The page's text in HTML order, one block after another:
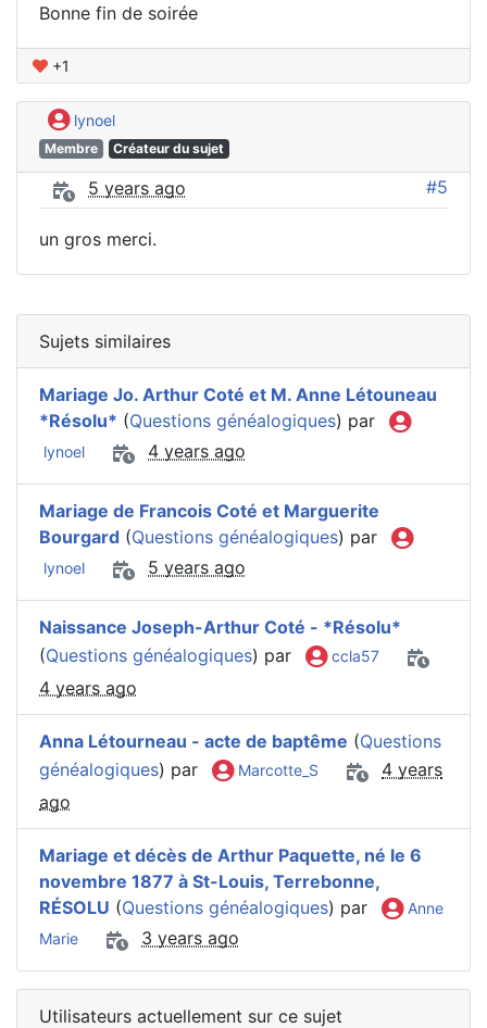
Bonne fin de soirée
+1
lynoel
Membre Créateur du sujet
5 years ago #5
un gros merci.
Sujets similaires
Mariage Jo. Arthur Coté et M. Anne Létouneau
*Résolu* (Questions généalogiques) par
lynoel 4 years ago
Mariage de Francois Coté et Marguerite
Bourgard (Questions généalogiques) par
lynoel 5 years ago
Naissance Joseph-Arthur Coté - *Résolu*
(Questions généalogiques) par ccla57
4 years ago
Anna Létourneau - acte de baptême (Questions
généalogiques) par Marcotte_S
4 years
ago
Mariage et décès de Arthur Paquette, né le 6
novembre 1877 à St-Louis, Terrebonne,
RÉSOLU (Questions généalogiques) par
Anne
Marie
3 years ago
Utilisateurs actuellement sur ce sujet